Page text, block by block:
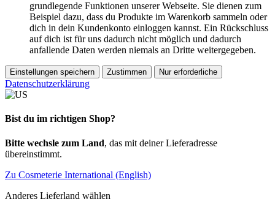
grundlegende Funktionen unserer Webseite. Sie dienen zum
Beispiel dazu, dass du Produkte im Warenkorb sammeln oder
dich in dein Kundenkonto einloggen kannst. Ein Rückschluss
auf dich ist für uns dadurch nicht möglich und dadurch
anfallende Daten werden niemals an Dritte weitergegeben.
Einstellungen speichern Zustimmen Nur erforderliche
Datenschutzerklärung
Bist du im richtigen Shop?
Bitte wechsle zum Land, das mit deiner Lieferadresse
übereinstimmt.
Zu Cosmeterie International (English)
Anderes Lieferland wählen